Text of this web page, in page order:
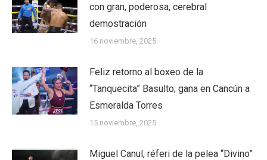
con gran, poderosa, cerebral
demostración
16 noviembre, 2025
Feliz retorno al boxeo de la
“Tanquecita” Basulto; gana en Cancún a
Esmeralda Torres
15 noviembre, 2025
Miguel Canul, réferi de la pelea “Divino”